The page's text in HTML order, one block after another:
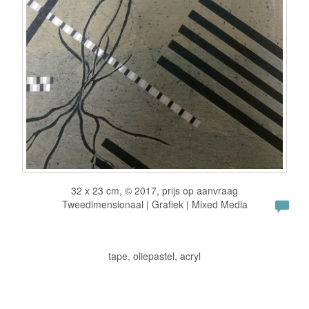
32 x 23 cm, © 2017, prijs op aanvraag
Tweedimensionaal | Grafiek | Mixed Media
tape, oliepastel, acryl